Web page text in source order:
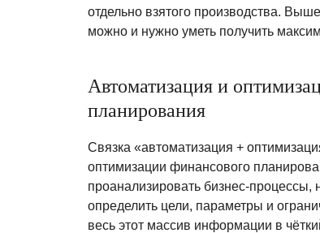
отдельно взятого производства.
можно и нужно уметь получить
Автоматизация и
планирования
Связка «автоматизация +
оптимизации финансового
проанализировать бизнес-процессы,
определить цели, параметры и
весь этот массив информации в